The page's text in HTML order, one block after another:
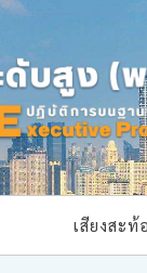
เสียงสะท้